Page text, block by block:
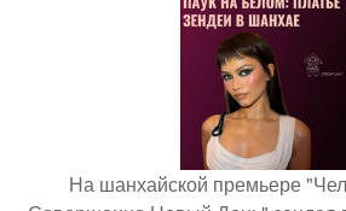
На шанхайской премьере